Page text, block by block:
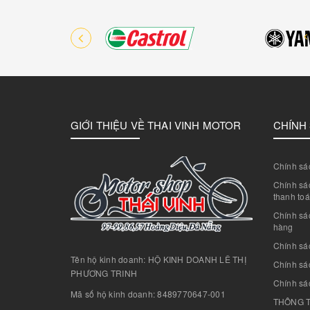
GIỚI THIỆU VỀ THAI VINH MOTOR
Tên hộ kinh doanh: HỘ KINH DOANH LÊ THỊ
PHƯƠNG TRINH
Mã số hộ kinh doanh: 8489770647-001
CHÍNH
Chính
Chính
thanh
Chính
hàng
Chính
Chính
Chính
THÔNG